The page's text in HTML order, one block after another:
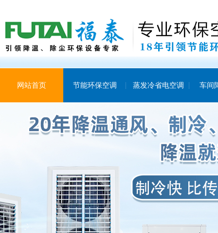
网站首页 节能环保空调 蒸发冷省电空调 车间